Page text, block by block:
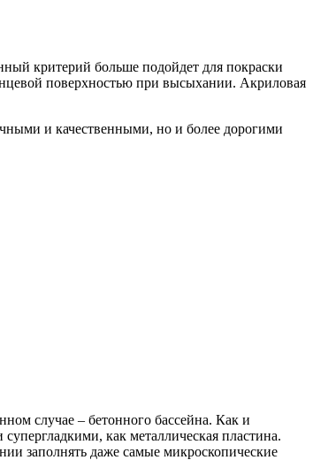
критерий больше подойдет для покраски
поверхностью при высыхании. Акриловая
и качественными, но и более дорогими
случае – бетонного бассейна. Как и
как металлическая пластина.
заполнять даже самые микроскопические